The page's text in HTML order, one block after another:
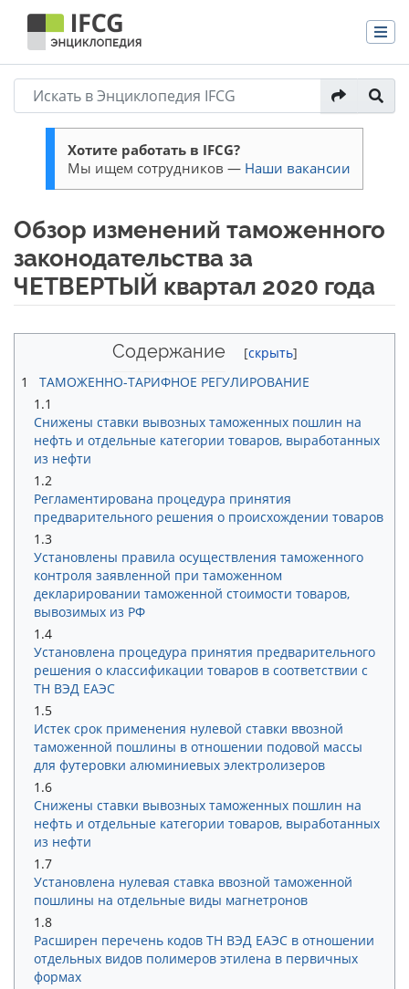
Хотите работать в IFCG?
Мы ищем сотрудников — Наши вакансии
Обзор изменений таможенного
законодательства за
ЧЕТВЕРТЫЙ квартал 2020 года
Перейти к:навигация,поиск
Содержание
1
ТАМОЖЕННО-ТАРИФНОЕ РЕГУЛИРОВАНИЕ
1.1
Снижены ставки вывозных таможенных пошлин на
нефть и отдельные категории товаров, выработанных
из нефти
1.2
Регламентирована процедура принятия
предварительного решения о происхождении товаров
1.3
Установлены правила осуществления таможенного
контроля заявленной при таможенном
декларировании таможенной стоимости товаров,
вывозимых из РФ
1.4
Установлена процедура принятия предварительного
решения о классификации товаров в соответствии с
ТН ВЭД ЕАЭС
1.5
Истек срок применения нулевой ставки ввозной
таможенной пошлины в отношении подовой массы
для футеровки алюминиевых электролизеров
1.6
Снижены ставки вывозных таможенных пошлин на
нефть и отдельные категории товаров, выработанных
из нефти
1.7
Установлена нулевая ставка ввозной таможенной
пошлины на отдельные виды магнетронов
1.8
Расширен перечень кодов ТН ВЭД ЕАЭС в отношении
отдельных видов полимеров этилена в первичных
формах